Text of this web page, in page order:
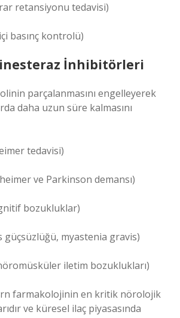
retansiyonu tedavisi)
basınç kontrolü)
İnhibitörleri
parçalanmasını engelleyerek
daha uzun süre kalmasını
tedavisi)
ve Parkinson demansı)
bozukluklar)
güçsüzlüğü, myastenia gravis)
iletim bozuklukları)
farmakolojinin en kritik nörolojik
ve küresel ilaç piyasasında